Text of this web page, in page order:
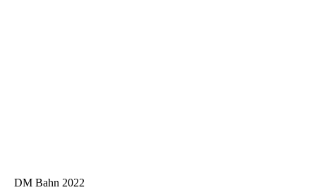
DM Bahn 2022